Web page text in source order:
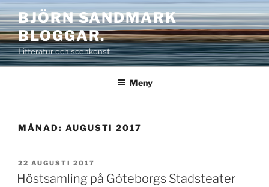
Hoppa
till
innehåll
BJÖRN SANDMARK
BLOGGAR.
Litteratur och scenkonst
Meny
MÅNAD: AUGUSTI 2017
PUBLICERAT
22 AUGUSTI 2017
Höstsamling på Göteborgs Stadsteater